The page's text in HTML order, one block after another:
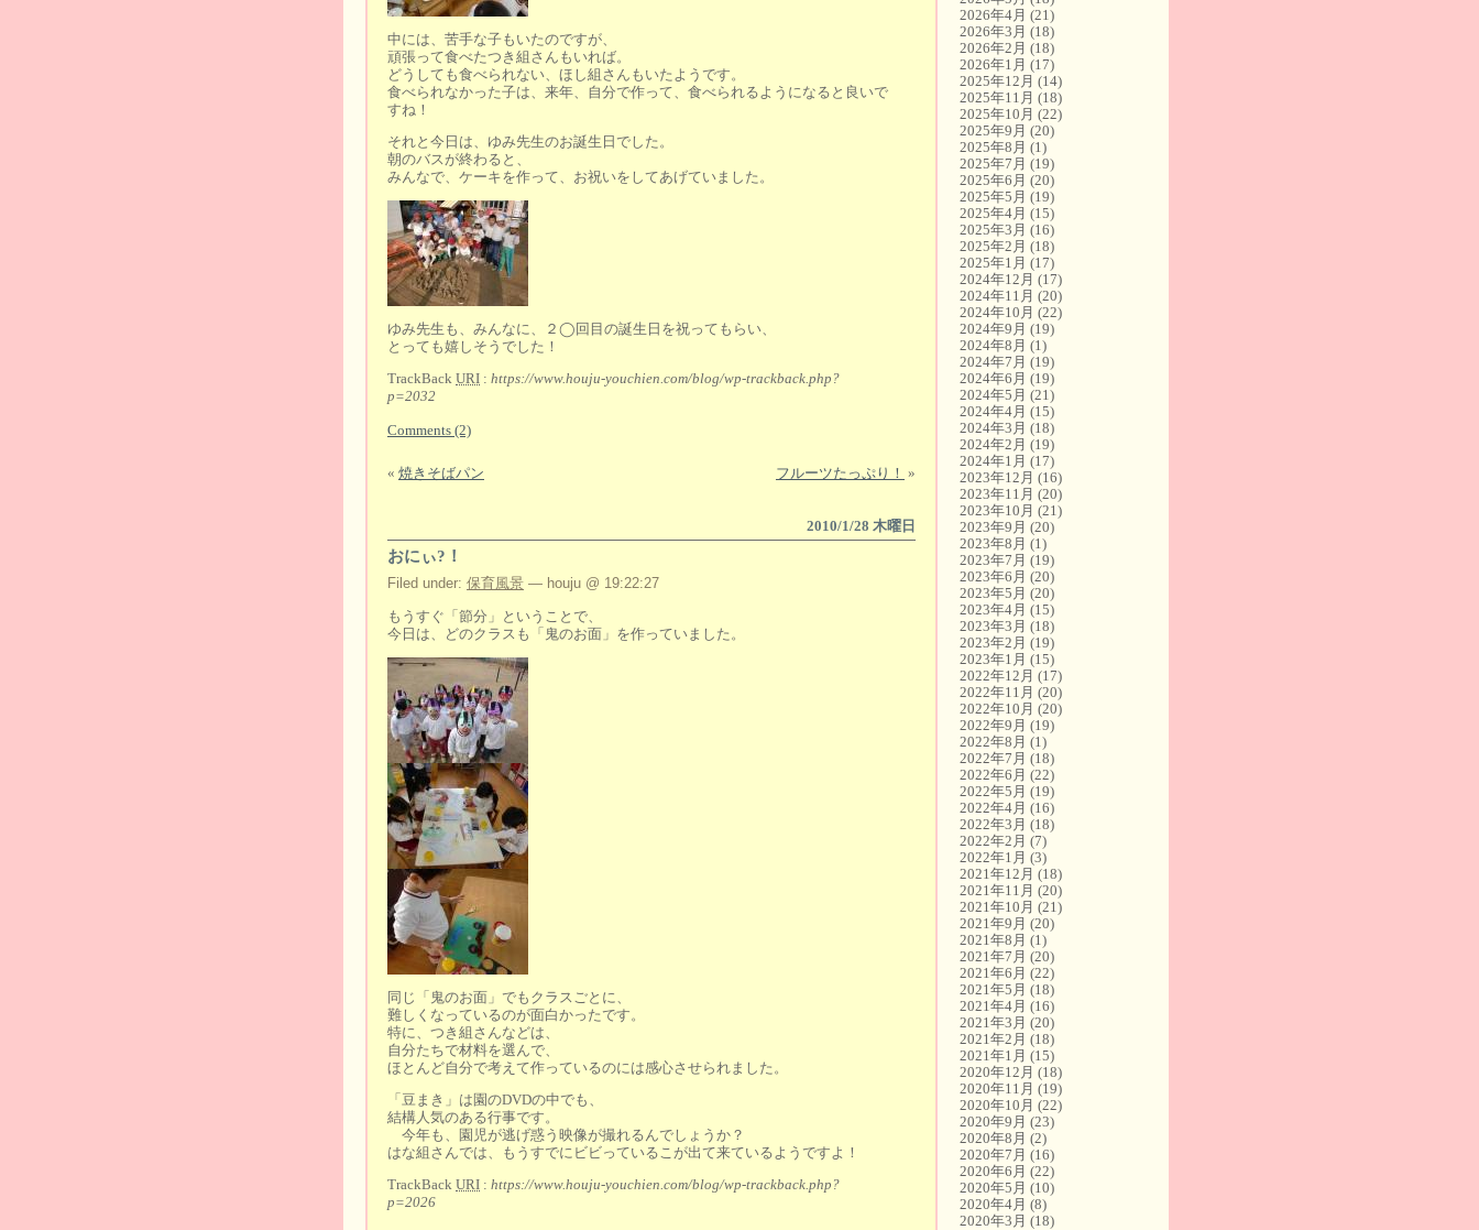
中には、苦手な子もいたのですが、
頑張って食べたつき組さんもいれば。
どうしても食べられない、ほし組さんもいたようです。
食べられなかった子は、来年、自分で作って、食べられるようになると良いで
すね！
それと今日は、ゆみ先生のお誕生日でした。
朝のバスが終わると、
みんなで、ケーキを作って、お祝いをしてあげていました。
ゆみ先生も、みんなに、２◯回目の誕生日を祝ってもらい、
とっても嬉しそうでした！
TrackBack URI : https://www.houju-youchien.com/blog/wp-trackback.php?
p=2032
Comments (2)
« 焼きそばパン フルーツたっぷり！ »
2010/1/28 木曜日
おにぃ?！
Filed under: 保育風景 — houju @ 19:22:27
もうすぐ「節分」ということで、
今日は、どのクラスも「鬼のお面」を作っていました。
同じ「鬼のお面」でもクラスごとに、
難しくなっているのが面白かったです。
特に、つき組さんなどは、
自分たちで材料を選んで、
ほとんど自分で考えて作っているのには感心させられました。
「豆まき」は園のDVDの中でも、
結構人気のある行事です。
今年も、園児が逃げ惑う映像が撮れるんでしょうか？
はな組さんでは、もうすでにビビっているこが出て来ているようですよ！
TrackBack URI : https://www.houju-youchien.com/blog/wp-trackback.php?
p=2026
2026年4月 (21)
2026年3月 (18)
2026年2月 (18)
2026年1月 (17)
2025年12月 (14)
2025年11月 (18)
2025年10月 (22)
2025年9月 (20)
2025年8月 (1)
2025年7月 (19)
2025年6月 (20)
2025年5月 (19)
2025年4月 (15)
2025年3月 (16)
2025年2月 (18)
2025年1月 (17)
2024年12月 (17)
2024年11月 (20)
2024年10月 (22)
2024年9月 (19)
2024年8月 (1)
2024年7月 (19)
2024年6月 (19)
2024年5月 (21)
2024年4月 (15)
2024年3月 (18)
2024年2月 (19)
2024年1月 (17)
2023年12月 (16)
2023年11月 (20)
2023年10月 (21)
2023年9月 (20)
2023年8月 (1)
2023年7月 (19)
2023年6月 (20)
2023年5月 (20)
2023年4月 (15)
2023年3月 (18)
2023年2月 (19)
2023年1月 (15)
2022年12月 (17)
2022年11月 (20)
2022年10月 (20)
2022年9月 (19)
2022年8月 (1)
2022年7月 (18)
2022年6月 (22)
2022年5月 (19)
2022年4月 (16)
2022年3月 (18)
2022年2月 (7)
2022年1月 (3)
2021年12月 (18)
2021年11月 (20)
2021年10月 (21)
2021年9月 (20)
2021年8月 (1)
2021年7月 (20)
2021年6月 (22)
2021年5月 (18)
2021年4月 (16)
2021年3月 (20)
2021年2月 (18)
2021年1月 (15)
2020年12月 (18)
2020年11月 (19)
2020年10月 (22)
2020年9月 (23)
2020年8月 (2)
2020年7月 (16)
2020年6月 (22)
2020年5月 (10)
2020年4月 (8)
2020年3月 (18)